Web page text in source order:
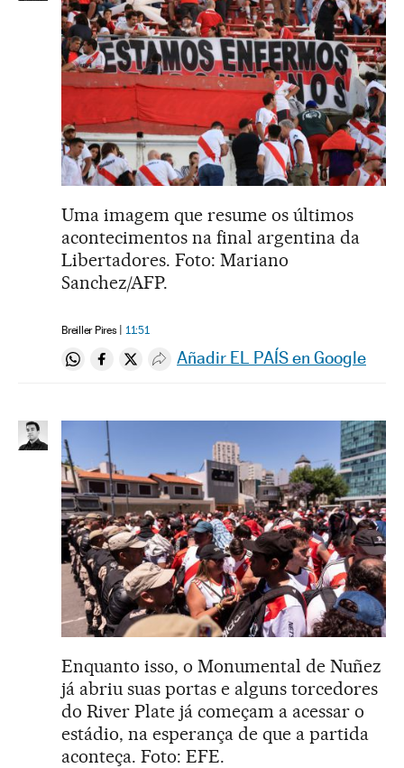
Uma imagem que resume os últimos
acontecimentos na final argentina da
Libertadores. Foto: Mariano
Sanchez/AFP.
Breiller Pires 11:51
Compartir en Whatsapp
Compartir en Facebook
Compartir en Twitter
Desplegar Redes Sociales
Añadir EL PAÍS en Google
Enquanto isso, o Monumental de Nuñez
já abriu suas portas e alguns torcedores
do River Plate já começam a acessar o
estádio, na esperança de que a partida
aconteça. Foto: EFE.